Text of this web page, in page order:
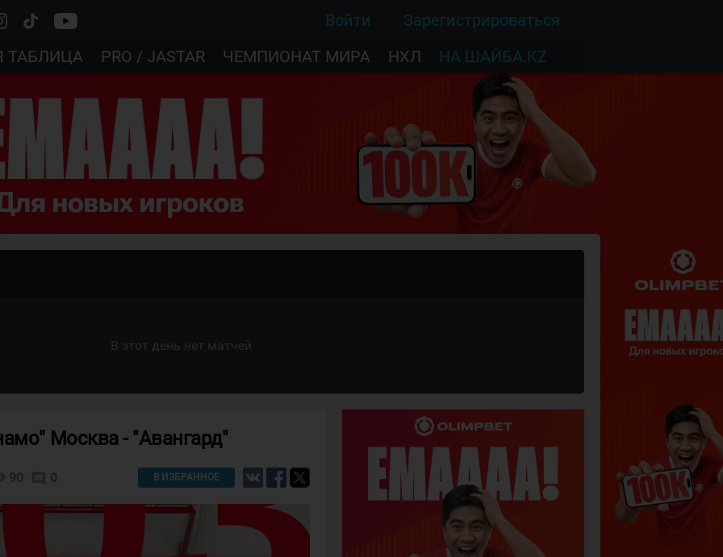
Войти
Зарегистрироваться
ТАБЛИЦА PRO / JASTAR ЧЕМПИОНАТ МИРА НХЛ НА ШАЙБА.KZ
В этот день нет матчей
Москва - "Авангард"
90 0 В ИЗБРАННОЕ